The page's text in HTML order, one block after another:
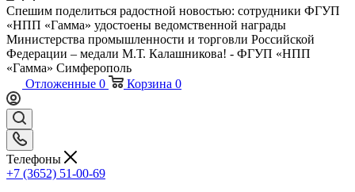
Спешим поделиться радостной новостью: сотрудники ФГУП
«НПП «Гамма» удостоены ведомственной награды
Министерства промышленности и торговли Российской
Федерации – медали М.Т. Калашникова! - ФГУП «НПП
«Гамма» Симферополь
Отложенные 0 Корзина 0
Телефоны
+7 (3652) 51-00-69